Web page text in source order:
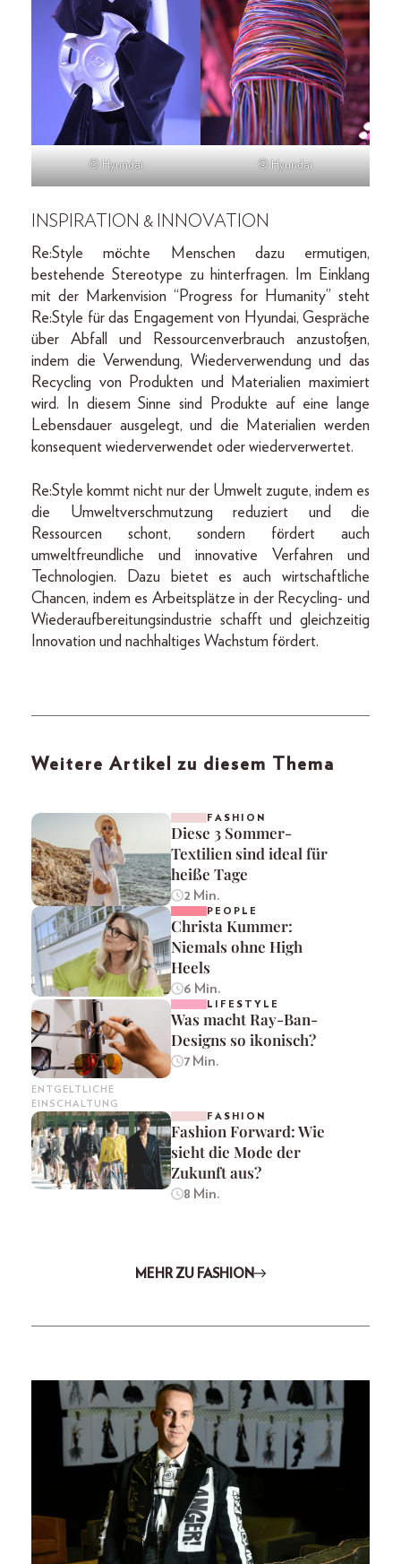
© Hyundai © Hyundai
INSPIRATION & INNOVATION
Re:Style möchte Menschen dazu ermutigen,
bestehende Stereotype zu hinterfragen. Im Einklang
mit der Markenvision “Progress for Humanity” steht
Re:Style für das Engagement von Hyundai, Gespräche
über Abfall und Ressourcenverbrauch anzustoßen,
indem die Verwendung, Wiederverwendung und das
Recycling von Produkten und Materialien maximiert
wird. In diesem Sinne sind Produkte auf eine lange
Lebensdauer ausgelegt, und die Materialien werden
konsequent wiederverwendet oder wiederverwertet.
Re:Style kommt nicht nur der Umwelt zugute, indem es
die Umweltverschmutzung reduziert und die
Ressourcen schont, sondern fördert auch
umweltfreundliche und innovative Verfahren und
Technologien. Dazu bietet es auch wirtschaftliche
Chancen, indem es Arbeitsplätze in der Recycling- und
Wiederaufbereitungsindustrie schafft und gleichzeitig
Innovation und nachhaltiges Wachstum fördert.
Weitere Artikel zu diesem Thema
FASHION
Diese 3 Sommer-
Textilien sind ideal für
heiße Tage
2 Min.
PEOPLE
Christa Kummer:
Niemals ohne High
Heels
6 Min.
ENTGELTLICHE
EINSCHALTUNG
LIFESTYLE
Was macht Ray-Ban-
Designs so ikonisch?
7 Min.
FASHION
Fashion Forward: Wie
sieht die Mode der
Zukunft aus?
8 Min.
MEHR ZU FASHION